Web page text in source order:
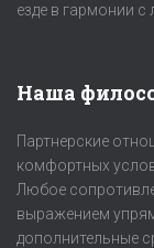
езде в гармонии
Наша
Партнерские
комфортных
Любое
выражением
дополнительные